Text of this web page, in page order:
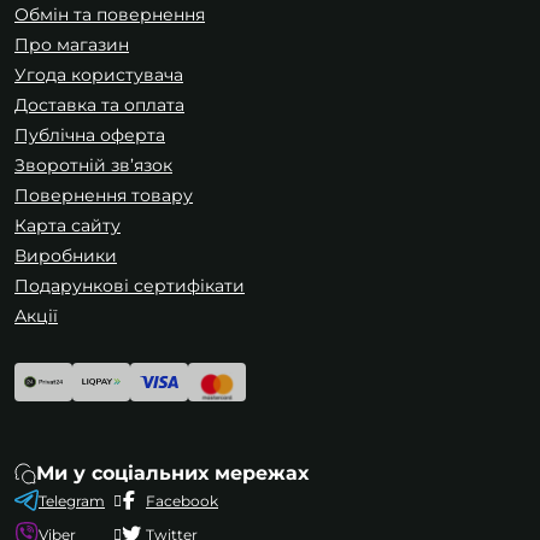
стійкість до вологи, мастил або механічних
навантажень. Це дозволяє підібрати
оптимальний варіант під конкретні задачі та
умови експлуатації.
Обмін та повернення
Про магазин
Угода користувача
Доставка та оплата
Публічна оферта
Зворотній зв’язок
Повернення товару
Карта сайту
Виробники
Подарункові сертифікати
Акції
Ми у соціальних мережах
Telegram
Viber
Facebook
Twitter